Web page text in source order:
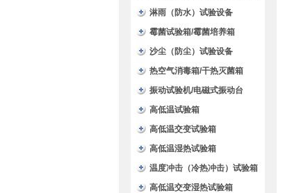
淋雨（防水）试验设备
霉菌试验箱/霉菌培养箱
沙尘（防尘）试验设备
热空气消毒箱/干热灭菌箱
振动试验机/电磁式振动台
高低温试验箱
高低温交变试验箱
高低温湿热试验箱
温度冲击（冷热冲击）试验箱
高低温交变湿热试验箱